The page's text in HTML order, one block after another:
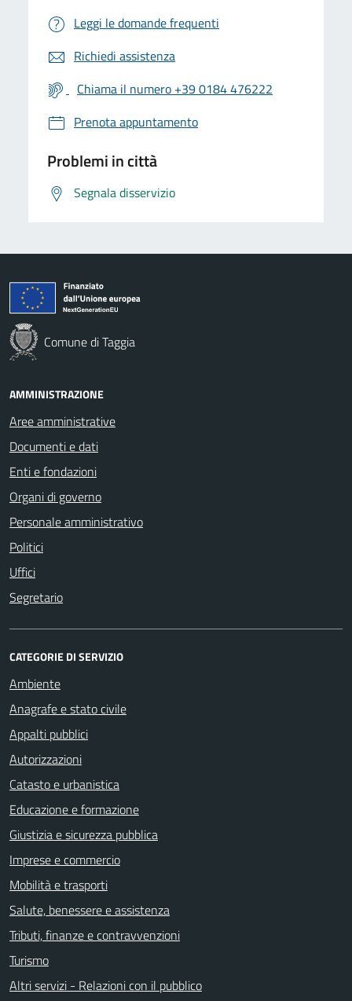
Leggi le domande frequenti
Richiedi assistenza
Chiama il numero +39 0184 476222
Prenota appuntamento
Problemi in città
Segnala disservizio
Comune di Taggia
AMMINISTRAZIONE
Aree amministrative
Documenti e dati
Enti e fondazioni
Organi di governo
Personale amministrativo
Politici
Uffici
Segretario
CATEGORIE DI SERVIZIO
Ambiente
Anagrafe e stato civile
Appalti pubblici
Autorizzazioni
Catasto e urbanistica
Educazione e formazione
Giustizia e sicurezza pubblica
Imprese e commercio
Mobilità e trasporti
Salute, benessere e assistenza
Tributi, finanze e contravvenzioni
Turismo
Altri servizi - Relazioni con il pubblico